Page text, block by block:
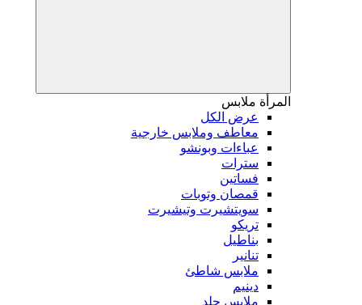
المرأة ملابس
عرض الكل
معاطف وملابس خارجية
عباءات وبونشو
سترات
فساتين
قمصان وتوبات
سويتشيرت وتيشيرت
تريكو
بناطيل
تنانير
ملابس شاطئ
دينيم
ملابس جلد